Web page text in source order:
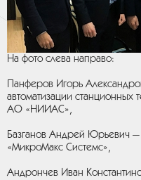
На фото слева направо:
Панферов Игорь
автоматизации станционных
АО «НИИАС»,
Базганов Андрей Юрьевич
«МикроМакс Системс»,
Андрончев Иван